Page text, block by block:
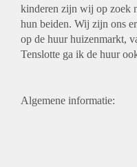
kinderen zijn wij op zoek
hun beiden. Wij zijn ons
op de huur huizenmarkt,
Tenslotte ga ik de huur
Algemene informatie: